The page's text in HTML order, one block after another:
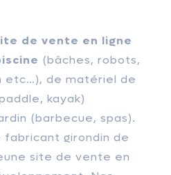
de vente en ligne
(bâches, robots,
etc…), de matériel de
kayak)
(barbecue, spas).
girondin de
site de vente en